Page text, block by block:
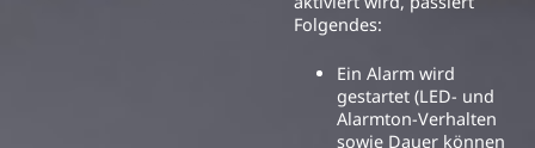
Folgendes:
Ein Alarm wird
gestartet (LED- und
Alarmton-Verhalten
sowie Dauer können